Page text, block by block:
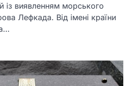
із виявленням морського
Лефкада. Від імені країни